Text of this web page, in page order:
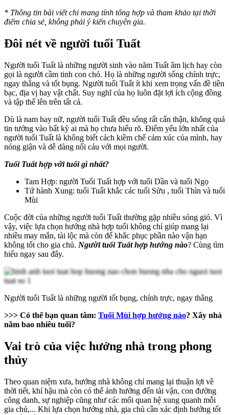
* Thông tin bài viết chỉ mang tính tổng hợp và tham khảo tại thời
điểm chia sẻ, không phải ý kiến chuyên gia.
Đôi nét về người tuổi Tuất
Người tuổi Tuất là những người sinh vào năm Tuất âm lịch hay còn
gọi là người cầm tinh con chó. Họ là những người sống chính trực,
ngay thẳng và tốt bụng. Người tuổi Tuất ít khi xem trọng vấn đề tiền
bạc, địa vị hay vật chất. Suy nghĩ của họ luôn đặt lợi ích cộng đồng
và tập thế lên trên tất cả.
Dù là nam hay nữ, người tuổi Tuất đều sống rất cẩn thận, không quá
tin tưởng vào bất kỳ ai mà họ chưa hiểu rõ. Điểm yếu lớn nhất của
người tuổi Tuất là không biết cách kiềm chế cảm xúc của mình, hay
nóng giận và dễ dàng nổi cáu với mọi người.
Tuổi Tuất hợp với tuổi gì nhất?
Tam Hợp: người Tuổi Tuất hợp với tuổi Dần và tuổi Ngọ
Tứ hành Xung: tuổi Tuất khắc các tuổi Sửu , tuổi Thìn và tuổi
Mùi
Cuộc đời của những người tuổi Tuất thường gặp nhiều sóng gió. Vì
vậy, việc lựa chọn hướng nhà hợp tuổi không chỉ giúp mang lại
nhiều may mắn, tài lộc mà còn để khắc phục phần nào vận hạn
không tốt cho gia chủ. Người tuổi Tuất hợp hướng nào? Cùng tìm
hiểu ngay sau đây.
Người tuổi Tuất là những người tốt bụng, chính trực, ngay thẳng
>>> Có thể bạn quan tâm: Tuổi Mùi hợp hướng nào? Xây nhà
năm bao nhiêu tuổi?
Vai trò của việc hướng nhà trong phong
thủy
Theo quan niệm xưa, hướng nhà không chỉ mang lại thuận lợi về
thời tiết, khí hậu mà còn có thể ảnh hưởng đến tài vận, con đường
công danh, sự nghiệp cũng như các mối quan hệ xung quanh mỗi
gia chủ,... Khi lựa chọn hướng nhà, gia chủ cần xác định hướng tốt